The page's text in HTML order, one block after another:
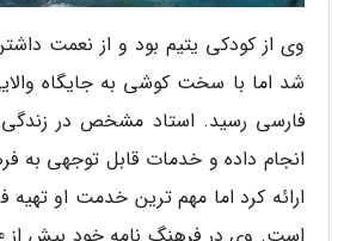
وی از کودکی یتیم بود و از نعمت
شد اما با سخت کوشی به جایگاه
فارسی رسید. استاد مشخص در زندگی
انجام داده و خدمات قابل توجهی به
ارائه کرد اما مهم ترین خدمت او